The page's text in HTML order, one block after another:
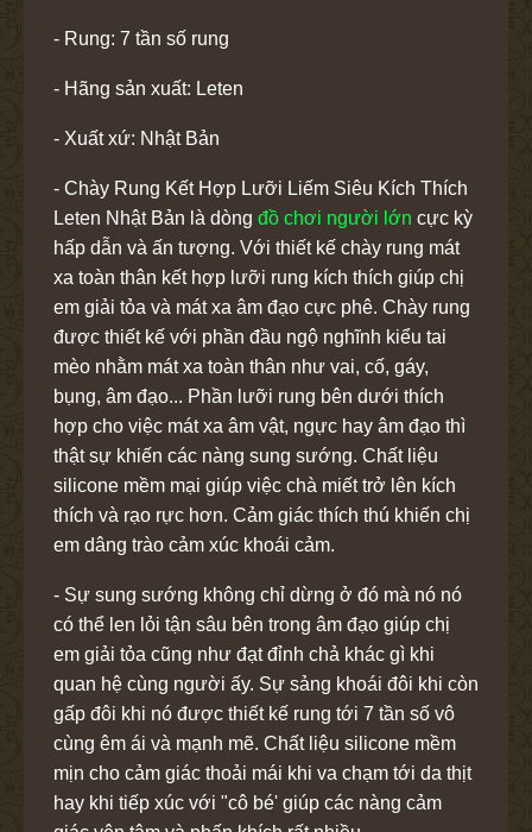
- Rung: 7 tần số rung
- Hãng sản xuất: Leten
- Xuất xứ: Nhật Bản
- Chày Rung Kết Hợp Lưỡi Liếm Siêu Kích Thích
Leten Nhật Bản là dòng đồ chơi người lớn cực kỳ
hấp dẫn và ấn tượng. Với thiết kế chày rung mát
xa toàn thân kết hợp lưỡi rung kích thích giúp chị
em giải tỏa và mát xa âm đạo cực phê. Chày rung
được thiết kế với phần đầu ngộ nghĩnh kiểu tai
mèo nhằm mát xa toàn thân như vai, cố, gáy,
bụng, âm đạo... Phần lưỡi rung bên dưới thích
hợp cho việc mát xa âm vật, ngực hay âm đạo thì
thật sự khiến các nàng sung sướng. Chất liệu
silicone mềm mại giúp việc chà miết trở lên kích
thích và rạo rực hơn. Cảm giác thích thú khiến chị
em dâng trào cảm xúc khoái cảm.
- Sự sung sướng không chỉ dừng ở đó mà nó nó
có thể len lỏi tận sâu bên trong âm đạo giúp chị
em giải tỏa cũng như đạt đỉnh chả khác gì khi
quan hệ cùng người ấy. Sự sảng khoái đôi khi còn
gấp đôi khi nó được thiết kế rung tới 7 tần số vô
cùng êm ái và mạnh mẽ. Chất liệu silicone mềm
mịn cho cảm giác thoải mái khi va chạm tới da thịt
hay khi tiếp xúc với "cô bé' giúp các nàng cảm